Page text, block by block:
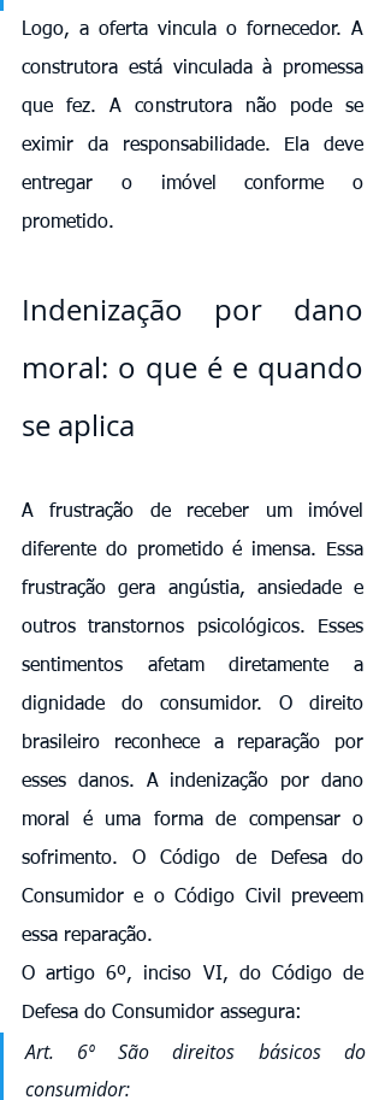
Logo, a oferta vincula o fornecedor. A
construtora está vinculada à promessa
que fez. A construtora não pode se
eximir da responsabilidade. Ela deve
entregar o imóvel conforme o
prometido.
Indenização por dano
moral: o que é e quando
se aplica
A frustração de receber um imóvel
diferente do prometido é imensa. Essa
frustração gera angústia, ansiedade e
outros transtornos psicológicos. Esses
sentimentos afetam diretamente a
dignidade do consumidor. O direito
brasileiro reconhece a reparação por
esses danos. A indenização por dano
moral é uma forma de compensar o
sofrimento. O Código de Defesa do
Consumidor e o Código Civil preveem
essa reparação.
O artigo 6º, inciso VI, do Código de
Defesa do Consumidor assegura:
Art. 6º São direitos básicos do
consumidor: